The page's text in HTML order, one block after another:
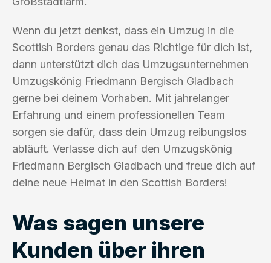
Wenn du jetzt denkst, dass ein Umzug in die
Scottish Borders genau das Richtige für dich ist,
dann unterstützt dich das Umzugsunternehmen
Umzugskönig Friedmann Bergisch Gladbach
gerne bei deinem Vorhaben. Mit jahrelanger
Erfahrung und einem professionellen Team
sorgen sie dafür, dass dein Umzug reibungslos
abläuft. Verlasse dich auf den Umzugskönig
Friedmann Bergisch Gladbach und freue dich auf
deine neue Heimat in den Scottish Borders!
Was sagen unsere
Kunden über ihren